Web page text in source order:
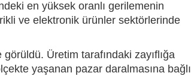
en yüksek oranlı gerilemenin
ve elektronik ürünler sektörlerinde
Üretim tarafındaki zayıflığa
yaşanan pazar daralmasına bağlı